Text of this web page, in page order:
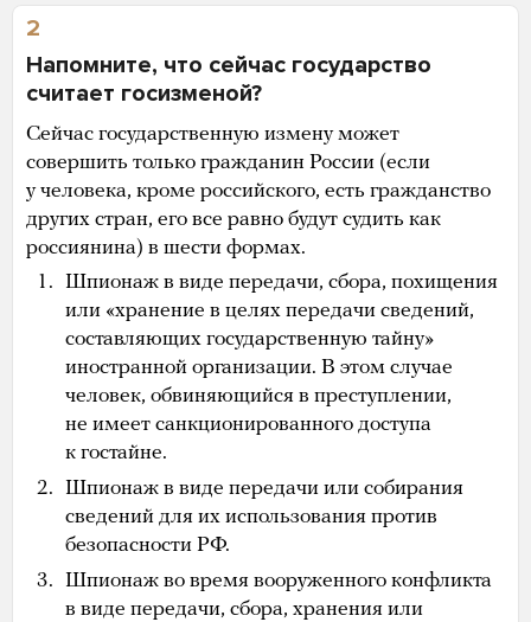
2
Напомните, что сейчас государство
считает госизменой?
Сейчас государственную измену может
совершить только гражданин России (если
у человека, кроме российского, есть гражданство
других стран, его все равно будут судить как
россиянина) в шести формах.
Шпионаж в виде передачи, сбора, похищения
или «хранение в целях передачи сведений,
составляющих государственную тайну»
иностранной организации. В этом случае
человек, обвиняющийся в преступлении,
не имеет санкционированного доступа
к гостайне.
Шпионаж в виде передачи или собирания
сведений для их использования против
безопасности РФ.
Шпионаж во время вооруженного конфликта
в виде передачи, сбора, хранения или